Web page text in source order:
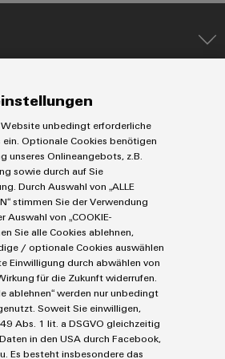
Weidmüller
Configurator
Digital
Engineering
auf einem
neuen Niveau
‒ intuitiv,
unkompliziert,
schnell
und Leiterplattenklemmen
Website unbedingt erforderliche
Optionale Cookies benötigen
unseres Onlineangebots, z.B.
sowie durch auf Sie
Durch Auswahl von „ALLE
stimmen Sie der Verwendung
Auswahl von „COOKIE-
Sie alle Cookies ablehnen,
/ optionale Cookies auswählen
Einwilligung durch abwählen von
für die Zukunft widerrufen.
ablehnen“ werden nur unbedingt
Soweit Sie einwilligen,
Abs. 1 lit. a DSGVO gleichzeitig
in den USA durch Facebook,
Es besteht insbesondere das